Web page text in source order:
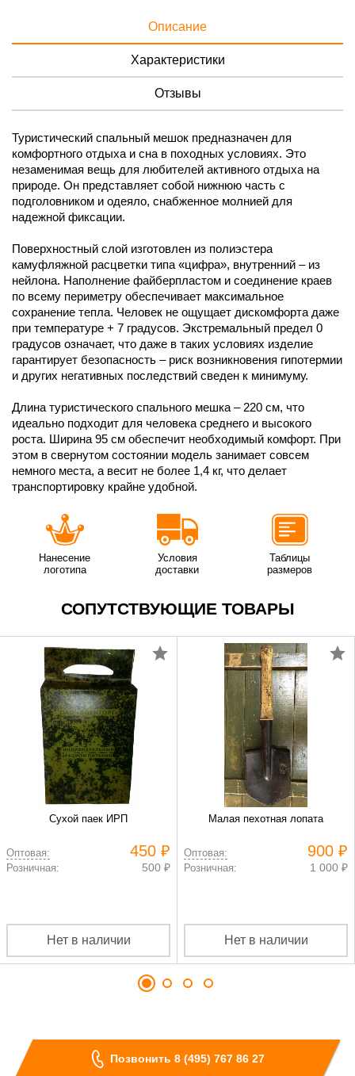
Описание
Характеристики
Отзывы
Туристический спальный мешок предназначен для
комфортного отдыха и сна в походных условиях. Это
незаменимая вещь для любителей активного отдыха на
природе. Он представляет собой нижнюю часть с
подголовником и одеяло, снабженное молнией для
надежной фиксации.
Поверхностный слой изготовлен из полиэстера
камуфляжной расцветки типа «цифра», внутренний – из
нейлона. Наполнение файберпластом и соединение краев
по всему периметру обеспечивает максимальное
сохранение тепла. Человек не ощущает дискомфорта даже
при температуре + 7 градусов. Экстремальный предел 0
градусов означает, что даже в таких условиях изделие
гарантирует безопасность – риск возникновения гипотермии
и других негативных последствий сведен к минимуму.
Длина туристического спального мешка – 220 см, что
идеально подходит для человека среднего и высокого
роста. Ширина 95 см обеспечит необходимый комфорт. При
этом в свернутом состоянии модель занимает совсем
немного места, а весит не более 1,4 кг, что делает
транспортировку крайне удобной.
Нанесение
логотипа
Условия
доставки
Таблицы
размеров
СОПУТСТВУЮЩИЕ ТОВАРЫ
Сухой паек ИРП
Оптовая: 450 ₽
Розничная: 500 ₽
Нет в наличии
Малая пехотная лопата
Оптовая: 900 ₽
Розничная: 1 000 ₽
Нет в наличии
Позвонить 8 (495) 767 86 27